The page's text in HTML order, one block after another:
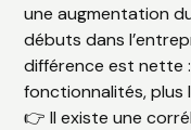
une augmentation
débuts dans
différence est nette
fonctionnalités, plus
👉 Il existe une